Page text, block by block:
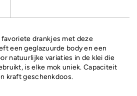
drankjes met deze
een geglazuurde body en een
natuurlijke variaties in de klei die
is elke mok uniek. Capaciteit
kraft geschenkdoos.